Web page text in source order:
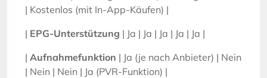
| Kostenlos (mit In-App-Käufen) |
| EPG-Unterstützung | Ja | Ja | Ja | Ja | Ja |
| Aufnahmefunktion | Ja (je nach Anbieter) | Nein
| Nein | Nein | Ja (PVR-Funktion) |